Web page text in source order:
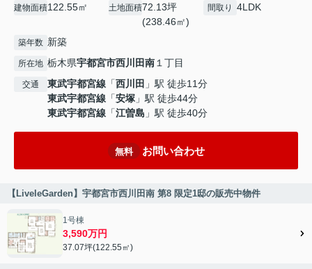
建物面積122.55㎡ 土地面積72.13坪
(238.46㎡)
間取り 4LDK
築年数 新築
所在地 栃木県宇都宮市西川田南１丁目
交通 東武宇都宮線 「西川田 」駅 徒歩11分
東武宇都宮線 「安塚 」駅 徒歩44分
東武宇都宮線 「江曽島 」駅 徒歩40分
無料 お問い合わせ
【LiveleGarden】宇都宮市西川田南 第8 限定1邸の販売中物件
1号棟
3,590万円
37.07坪(122.55㎡)